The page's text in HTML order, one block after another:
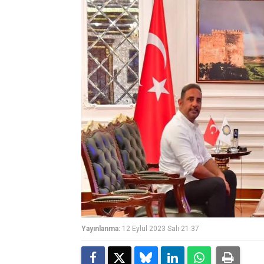
Yayınlanma: 12 Eylül 2023 Salı 21:37